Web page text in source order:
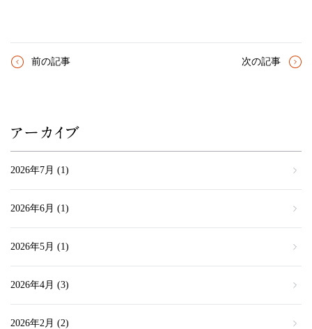
前の記事 次の記事
アーカイブ
2026年7月 (1)
2026年6月 (1)
2026年5月 (1)
2026年4月 (3)
2026年2月 (2)